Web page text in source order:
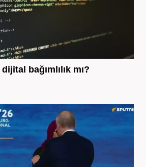
bağımlılık mı?